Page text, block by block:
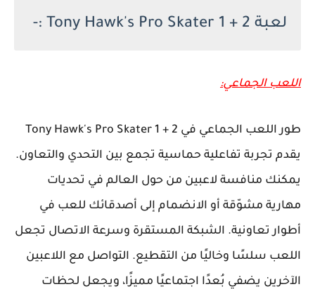
لعبة Tony Hawk's Pro Skater 1 + 2 :-
اللعب الجماعي:
طور اللعب الجماعي في Tony Hawk's Pro Skater 1 + 2
يقدم تجربة تفاعلية حماسية تجمع بين التحدي والتعاون.
يمكنك منافسة لاعبين من حول العالم في تحديات
مهارية مشوّقة أو الانضمام إلى أصدقائك للعب في
أطوار تعاونية. الشبكة المستقرة وسرعة الاتصال تجعل
اللعب سلسًا وخاليًا من التقطيع. التواصل مع اللاعبين
الآخرين يضفي بُعدًا اجتماعيًا مميزًا، ويجعل لحظات